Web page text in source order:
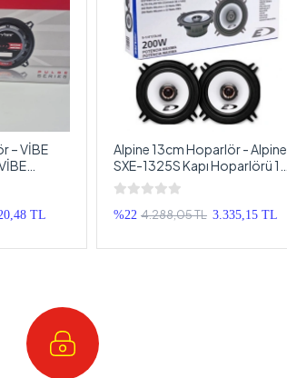
– VİBE
TL
Alpine 13cm Hoparlör - Alpine
SXE-1325S Kapı Hoparlörü 13
cm - Alpine Profesyonel
Hoparlör 13cm
%22 4.288,05 TL 3.335,15 TL